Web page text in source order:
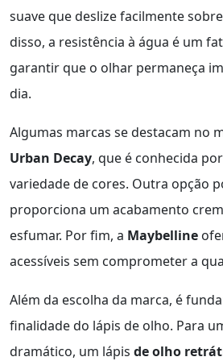
suave que deslize facilmente
disso, a resistência à água é um
garantir que o olhar permaneça
dia.
Algumas marcas se destacam no
Urban Decay, que é conhecida
variedade de cores. Outra opção
proporciona um acabamento
esfumar. Por fim, a Maybelline
acessíveis sem comprometer a
Além da escolha da marca, é
finalidade do lápis de olho. Para
dramático, um lápis de olho